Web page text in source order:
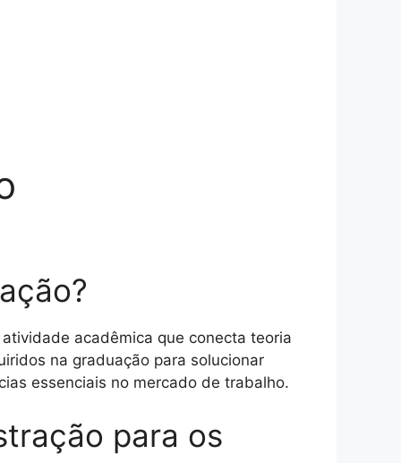
acadêmica que conecta teoria
na graduação para solucionar
essenciais no mercado de trabalho.
para os